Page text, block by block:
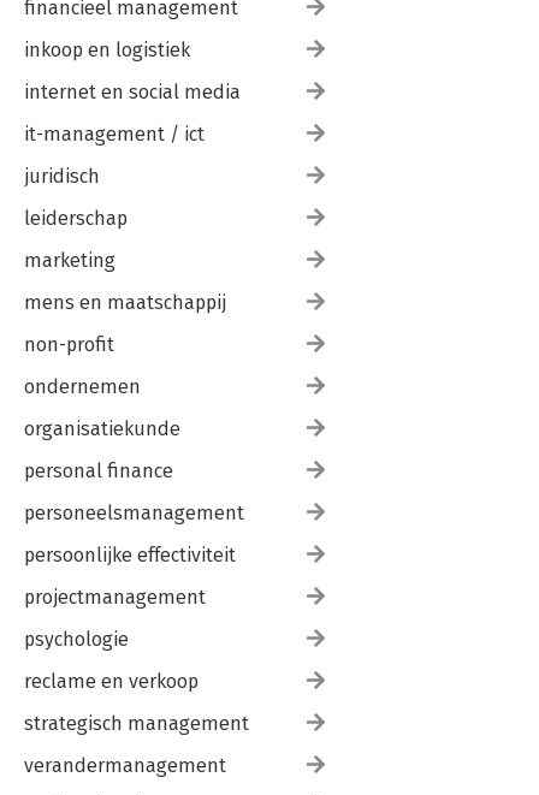
financieel management
inkoop en logistiek
internet en social media
it-management / ict
juridisch
leiderschap
marketing
mens en maatschappij
non-profit
ondernemen
organisatiekunde
personal finance
personeelsmanagement
persoonlijke effectiviteit
projectmanagement
psychologie
reclame en verkoop
strategisch management
verandermanagement